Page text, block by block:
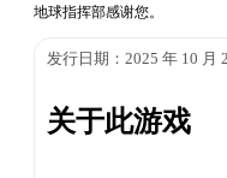
地球指挥部感谢您。
发行日期：2025 年 10 月
关于此游戏